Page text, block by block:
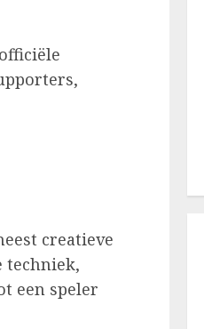
creatieve
techniek,
een speler